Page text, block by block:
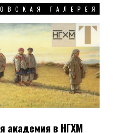
ГАЛЕРЕЯ
академия в НГХМ